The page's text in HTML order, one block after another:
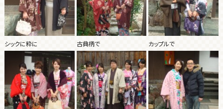
シックに粋に 古典柄で カップルで